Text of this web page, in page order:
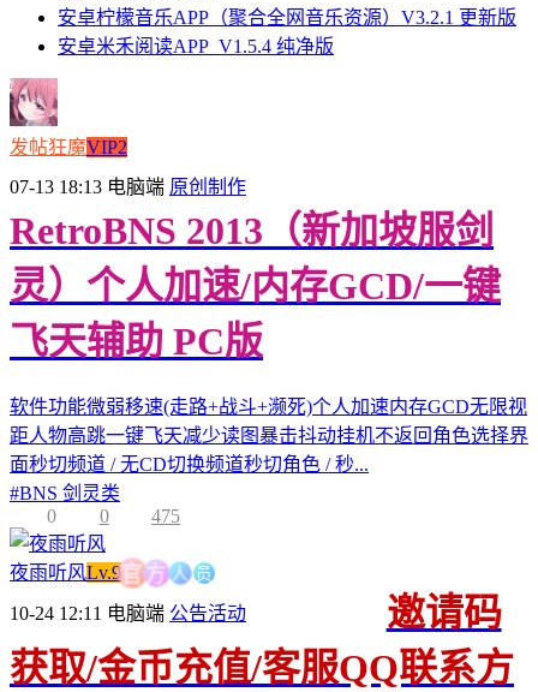
安卓柠檬音乐APP（聚合全网音乐资源）V3.2.1 更新版
安卓米禾阅读APP_V1.5.4 纯净版
发帖狂魔VIP2
07-13 18:13 电脑端 原创制作
RetroBNS 2013（新加坡服剑
灵）个人加速/内存GCD/一键
飞天辅助 PC版
软件功能微弱移速(走路+战斗+濒死)个人加速内存GCD无限视
距人物高跳一键飞天减少读图暴击抖动挂机不返回角色选择界
面秒切频道 / 无CD切换频道秒切角色 / 秒...
#BNS 剑灵类
0
0 475
夜雨听风Lv.9官方人员
10-24 12:11 电脑端 公告活动
邀请码
获取/金币充值/客服QQ联系方